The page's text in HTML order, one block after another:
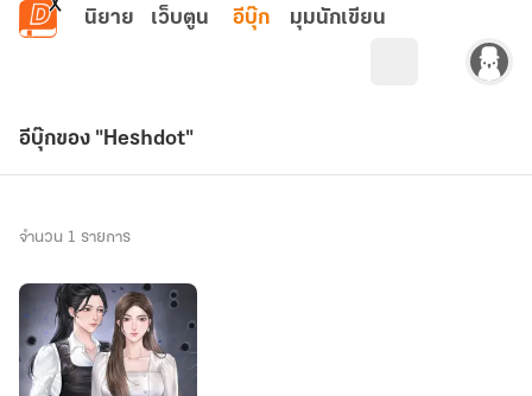
ข้ามไปยังเนื้อหาหลัก
นิยาย เว็บตูน อีบุ๊ก มุมนักเขียน
อีบุ๊กของ "Heshdot"
จำนวน 1 รายการ